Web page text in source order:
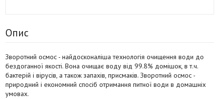
Опис
Зворотний осмос - найдосконаліша технологія очищення води до
бездоганної якості. Вона очищає воду від 99.8% домішок, в т.ч.
бактерій і вірусів, а також запахів, присмаків. Зворотний осмос -
природний і економний спосіб отримання питної води в домашніх
умовах.